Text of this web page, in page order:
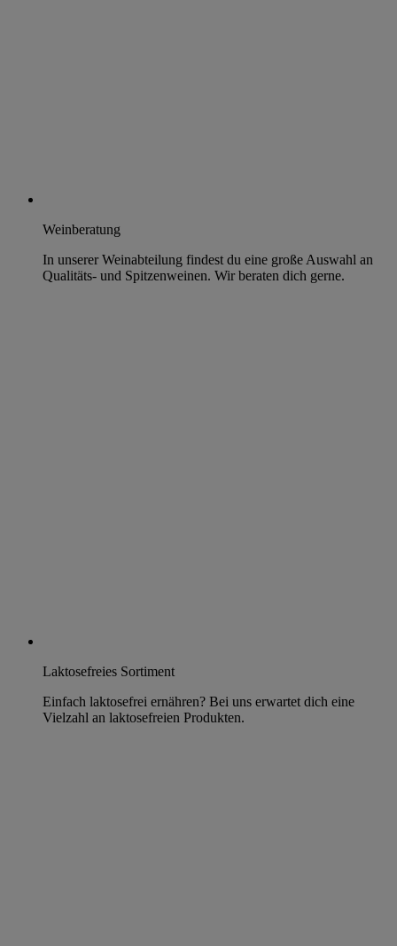
Weinberatung
In unserer Weinabteilung findest du eine große Auswahl an
Qualitäts- und Spitzenweinen. Wir beraten dich gerne.
Laktosefreies Sortiment
Einfach laktosefrei ernähren? Bei uns erwartet dich eine
Vielzahl an laktosefreien Produkten.